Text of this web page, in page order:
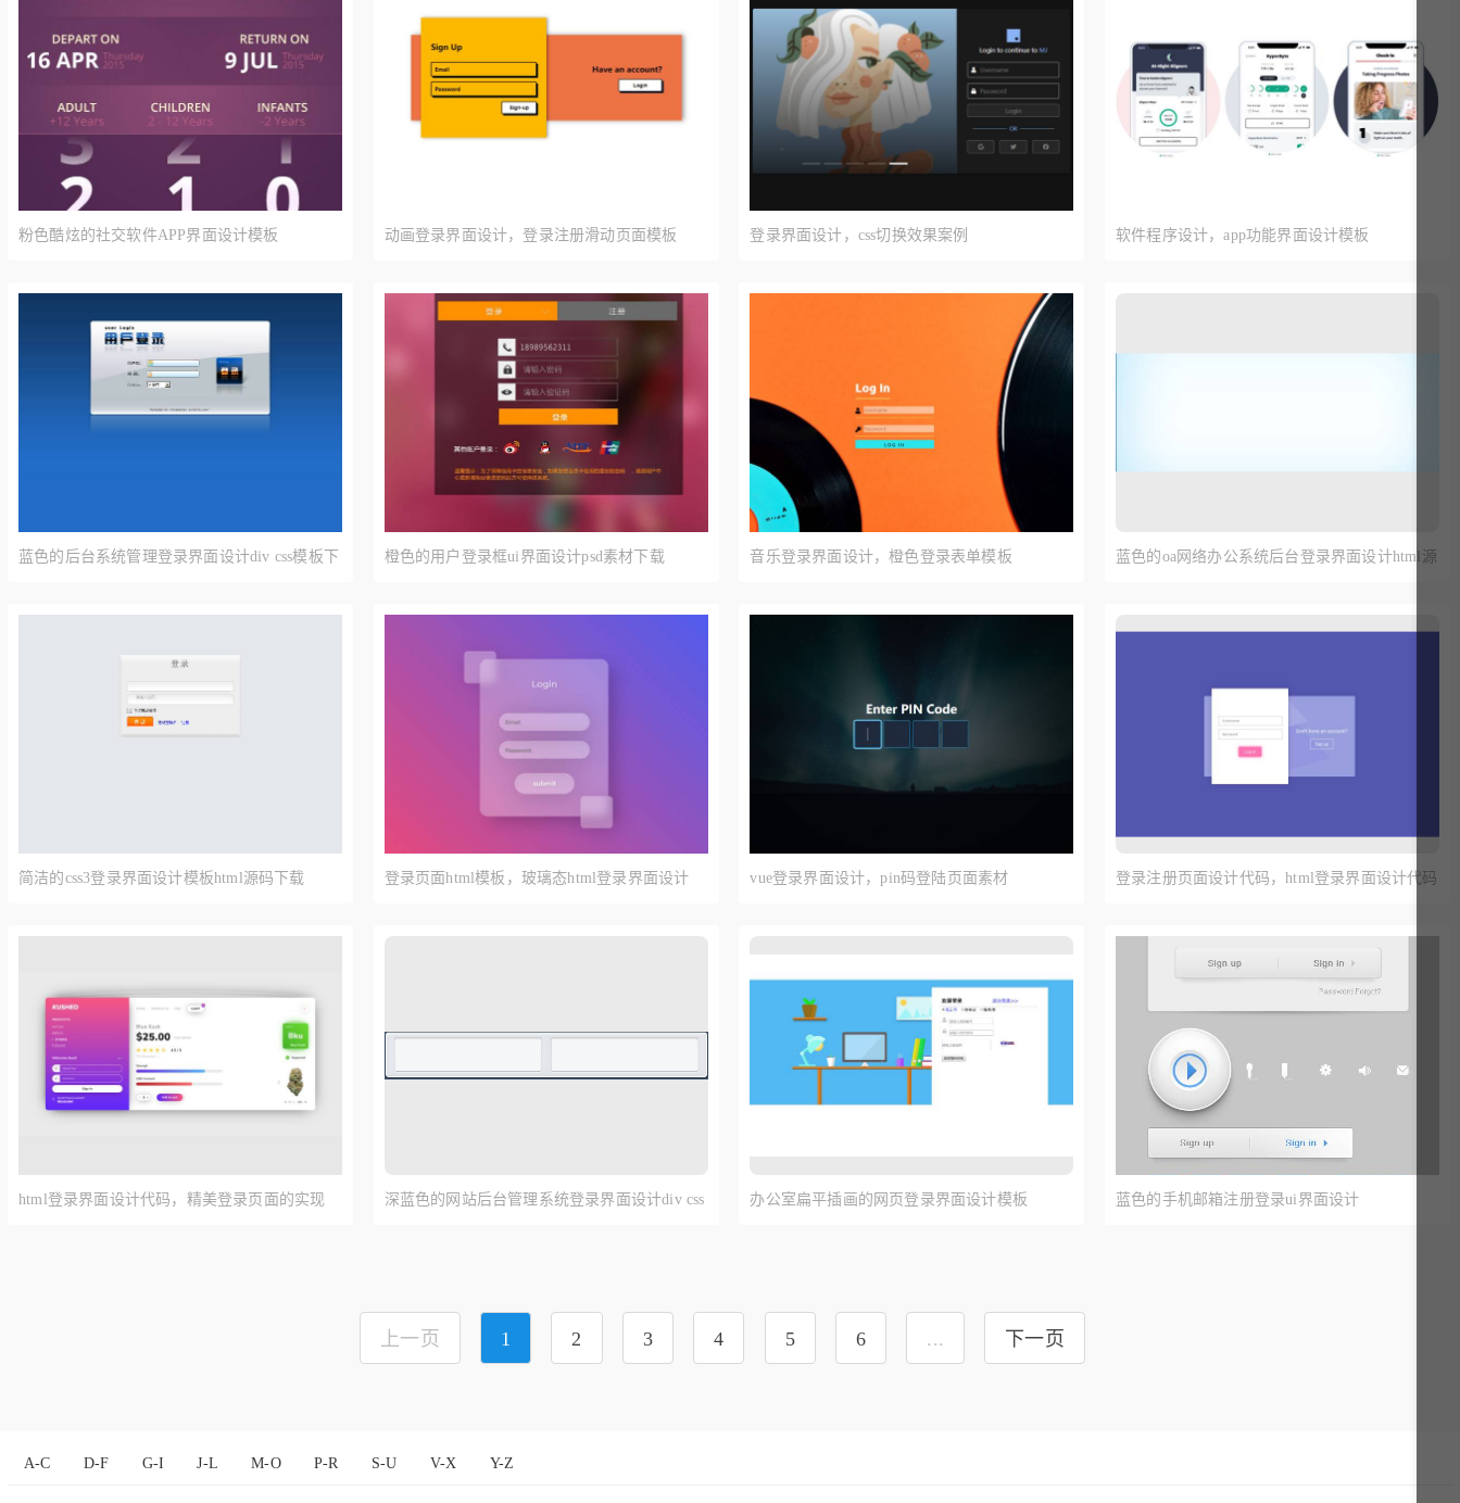
粉色酷炫的社交软件APP界面设计模板 动画登录界面设计，登录注册滑动页面模板 登录界面设计，css切换效果案例 软件程序设计，app功能界面设计模板
蓝色的后台系统管理登录界面设计div css模板下 橙色的用户登录框ui界面设计psd素材下载 音乐登录界面设计，橙色登录表单模板 蓝色的oa网络办公系统后台登录界面设计html源
简洁的css3登录界面设计模板html源码下载 登录页面html模板，玻璃态html登录界面设计 vue登录界面设计，pin码登陆页面素材 登录注册页面设计代码，html登录界面设计代码
html登录界面设计代码，精美登录页面的实现 深蓝色的网站后台管理系统登录界面设计div css 办公室扁平插画的网页登录界面设计模板 蓝色的手机邮箱注册登录ui界面设计
上一页 1 2 3 4 5 6 ... 下一页
A-C D-F G-I J-L M-O P-R S-U V-X Y-Z